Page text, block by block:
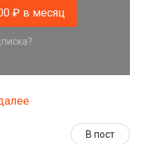
₽ в месяц
В пост